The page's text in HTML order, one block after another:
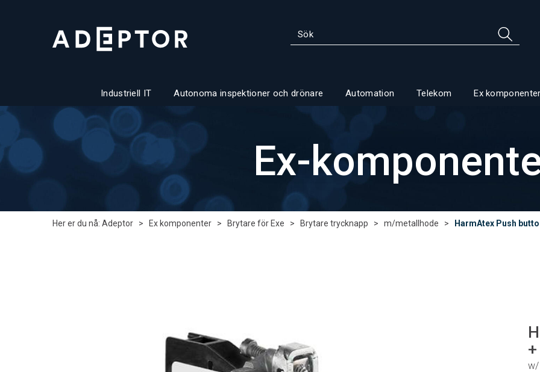
Industriell IT Autonoma inspektioner och drönare Automation Telekom Ex
Ex-
Her er du nå: Adeptor > Ex komponenter > Brytare för Exe > Brytare trycknapp > m/metallhode > HarmAtex Push
w/